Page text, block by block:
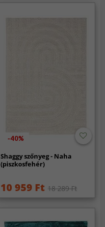
-40%
Shaggy szőnyeg - Naha
(piszkosfehér)
10 959 Ft 18 289 Ft